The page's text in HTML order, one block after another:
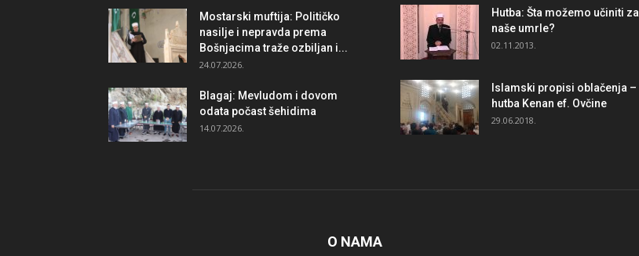
Mostarski muftija: Političko
nasilje i nepravda prema
Bošnjacima traže ozbiljan i...
24.07.2026.
Blagaj: Mevludom i dovom
odata počast šehidima
14.07.2026.
Hutba: Šta možemo učiniti za
naše umrle?
02.11.2013.
Islamski propisi oblačenja –
hutba Kenan ef. Ovčine
29.06.2018.
O NAMA